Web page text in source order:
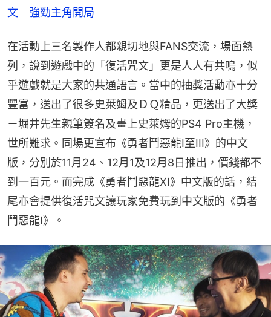
文　強勁主角開局
在活動上三名製作人都親切地與FANS交流，場面熱
列，說到遊戲中的「復活咒文」更是人人有共嗚，似
乎遊戲就是大家的共通語言。當中的抽獎活動亦十分
豐富，送出了很多史萊姆及ＤＱ精品，更送出了大獎
－堀井先生親筆簽名及畫上史萊姆的PS4 Pro主機，
世所難求。同場更宣布《勇者鬥惡龍I至III》的中文
版，分別於11月24、12月1及12月8日推出，價錢都不
到一百元。而完成《勇者鬥惡龍XI》中文版的話，結
尾亦會提供復活咒文讓玩家免費玩到中文版的《勇者
鬥惡龍I》。